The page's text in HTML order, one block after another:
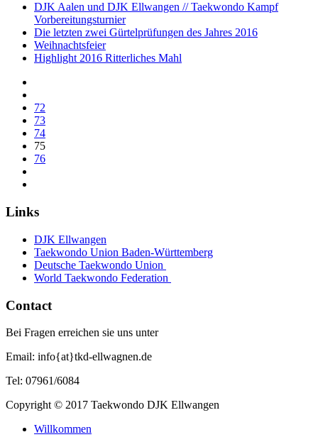
DJK Aalen und DJK Ellwangen // Taekwondo Kampf
Vorbereitungsturnier
Die letzten zwei Gürtelprüfungen des Jahres 2016
Weihnachtsfeier
Highlight 2016 Ritterliches Mahl
72
73
74
75
76
Links
DJK Ellwangen
Taekwondo Union Baden-Württemberg
Deutsche Taekwondo Union
World Taekwondo Federation
Contact
Bei Fragen erreichen sie uns unter
Email: info{at}tkd-ellwagnen.de
Tel: 07961/6084
Copyright © 2017 Taekwondo DJK Ellwangen
Willkommen